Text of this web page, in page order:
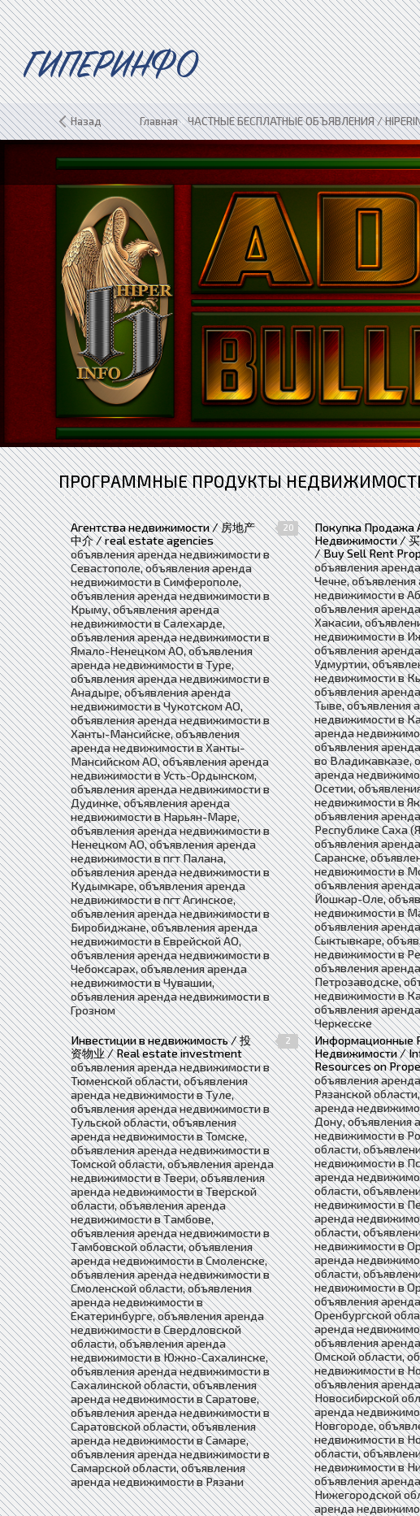
ГИПЕРИНФО
Назад Главная»ЧАСТНЫЕ БЕСПЛАТНЫЕ ОБЪЯВЛЕНИЯ /
ПРОГРАММНЫЕ ПРОДУКТЫ НЕДВИЖИМОСТЬ /
Агентства недвижимости / 房地产
中介 / real estate agencies
20
объявления аренда недвижимости в
Севастополе, объявления аренда
недвижимости в Симферополе,
объявления аренда недвижимости в
Крыму, объявления аренда
недвижимости в Салехарде,
объявления аренда недвижимости в
Ямало-Ненецком АО, объявления
аренда недвижимости в Туре,
объявления аренда недвижимости в
Анадыре, объявления аренда
недвижимости в Чукотском АО,
объявления аренда недвижимости в
Ханты-Мансийске, объявления
аренда недвижимости в Ханты-
Мансийском АО, объявления аренда
недвижимости в Усть-Ордынском,
объявления аренда недвижимости в
Дудинке, объявления аренда
недвижимости в Нарьян-Маре,
объявления аренда недвижимости в
Ненецком АО, объявления аренда
недвижимости в пгт Палана,
объявления аренда недвижимости в
Кудымкаре, объявления аренда
недвижимости в пгт Агинское,
объявления аренда недвижимости в
Биробиджане, объявления аренда
недвижимости в Еврейской АО,
объявления аренда недвижимости в
Чебоксарах, объявления аренда
недвижимости в Чувашии,
объявления аренда недвижимости в
Грозном
Покупка Продажа
Недвижимости /
/ Buy Sell Rent
объявления
Чечне, объявления
недвижимости в
объявления
Хакасии,
недвижимости в
объявления
Удмуртии,
недвижимости в
объявления
Тыве, объявления
недвижимости в
аренда
объявления
во Владикавказе,
аренда
Осетии,
недвижимости в
объявления
Республике Саха
объявления
Саранске,
недвижимости в
объявления
Йошкар-Оле,
недвижимости в
объявления
Сыктывкаре,
недвижимости в
объявления
Петрозаводске,
недвижимости в
объявления
Черкесске
Инвестиции в недвижимость / 投
资物业 / Real estate investment
2
объявления аренда недвижимости в
Тюменской области, объявления
аренда недвижимости в Туле,
объявления аренда недвижимости в
Тульской области, объявления
аренда недвижимости в Томске,
объявления аренда недвижимости в
Томской области, объявления аренда
недвижимости в Твери, объявления
аренда недвижимости в Тверской
области, объявления аренда
недвижимости в Тамбове,
объявления аренда недвижимости в
Тамбовской области, объявления
аренда недвижимости в Смоленске,
объявления аренда недвижимости в
Смоленской области, объявления
аренда недвижимости в
Екатеринбурге, объявления аренда
недвижимости в Свердловской
области, объявления аренда
недвижимости в Южно-Сахалинске,
объявления аренда недвижимости в
Сахалинской области, объявления
аренда недвижимости в Саратове,
объявления аренда недвижимости в
Саратовской области, объявления
аренда недвижимости в Самаре,
объявления аренда недвижимости в
Самарской области, объявления
аренда недвижимости в Рязани
Информационные
Недвижимости /
Resources on
объявления
Рязанской
аренда
Дону, объявления
недвижимости в
области,
недвижимости в
аренда
области,
недвижимости в
аренда
области,
недвижимости в
аренда
области,
недвижимости в
объявления
Оренбургской
аренда
объявления
Омской области,
недвижимости в
объявления
Новосибирской
аренда
Новгороде,
недвижимости в
области,
недвижимости в
объявления
Нижегородской
аренда